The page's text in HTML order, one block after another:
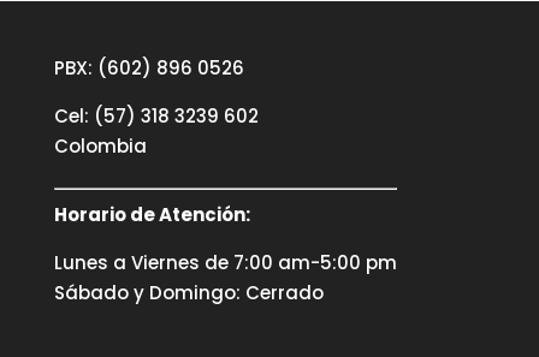
PBX: (602) 896 0526
Cel: (57) 318 3239 602
Colombia
Horario de Atención:
Lunes a Viernes de 7:00 am-5:00 pm
Sábado y Domingo: Cerrado